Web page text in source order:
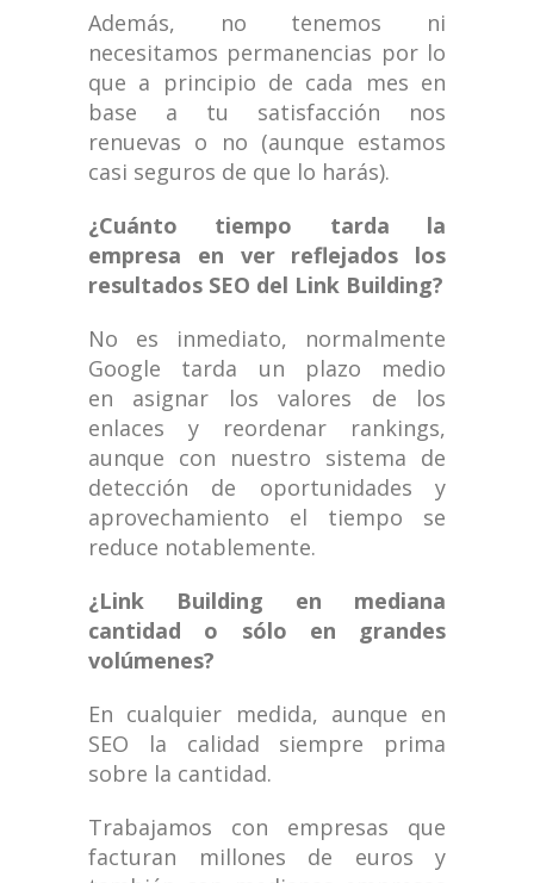
Además, no tenemos ni
necesitamos permanencias por lo
que a principio de cada mes en
base a tu satisfacción nos
renuevas o no (aunque estamos
casi seguros de que lo harás).
¿Cuánto tiempo tarda la
empresa en ver reflejados los
resultados SEO del Link Building?
No es inmediato, normalmente
Google tarda un plazo medio
en asignar los valores de los
enlaces y reordenar rankings,
aunque con nuestro sistema de
detección de oportunidades y
aprovechamiento el tiempo se
reduce notablemente.
¿Link Building en mediana
cantidad o sólo en grandes
volúmenes?
En cualquier medida, aunque en
SEO la calidad siempre prima
sobre la cantidad.
Trabajamos con empresas que
facturan millones de euros y